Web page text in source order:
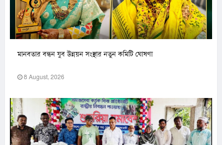
মানবতার বন্ধন যুব উন্নয়ন সংস্থার নতুন কমিটি ঘোষণা
8 August, 2026